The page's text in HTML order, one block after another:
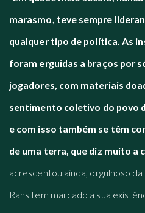
marasmo, teve sempre
qualquer tipo de política. As
foram erguidas a braços por
jogadores, com materiais
sentimento coletivo do povo
e com isso também se têm
de uma terra, que diz muito a
acrescentou ainda, orgulhoso
Rans tem marcado a sua